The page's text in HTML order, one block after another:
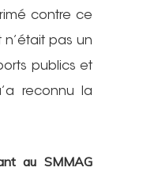
contre ce
pas un
publics et
reconnu la
au SMMAG